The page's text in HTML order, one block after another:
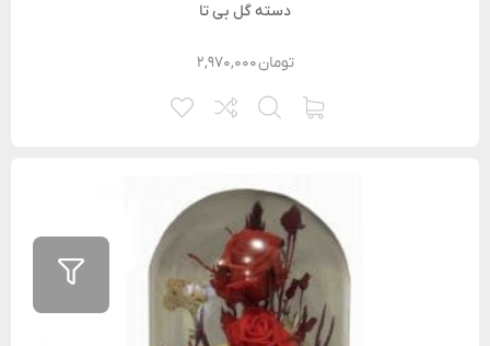
دسته گل بی تا
۲,۹۷۰,۰۰۰تومان